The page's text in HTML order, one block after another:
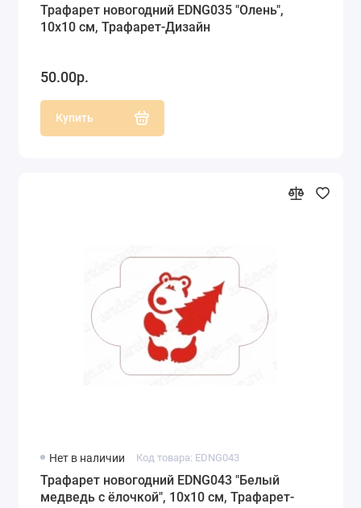
Трафарет новогодний EDNG035 "Олень",
10х10 см, Трафарет-Дизайн
50.00р.
Купить
Нет в наличии Код товара: EDNG043
Трафарет новогодний EDNG043 "Белый
медведь с ёлочкой", 10х10 см, Трафарет-